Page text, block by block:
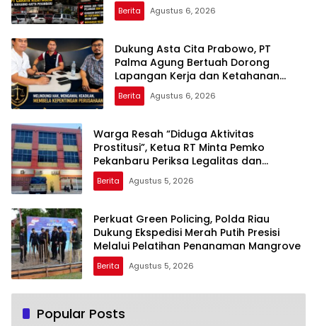
Berita Agustus 6, 2026
Dukung Asta Cita Prabowo, PT
Palma Agung Bertuah Dorong
Lapangan Kerja dan Ketahanan
Pangan
Berita Agustus 6, 2026
Warga Resah “Diduga Aktivitas
Prostitusi”, Ketua RT Minta Pemko
Pekanbaru Periksa Legalitas dan
Aktivitas Z Homestay di Jalan Tanjung
Datuk
Berita Agustus 5, 2026
Perkuat Green Policing, Polda Riau
Dukung Ekspedisi Merah Putih Presisi
Melalui Pelatihan Penanaman Mangrove
Berita Agustus 5, 2026
Popular Posts